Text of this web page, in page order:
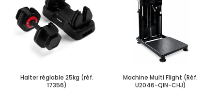
Halter réglable 25kg (réf.
17356)
Machine Multi Flight (Réf.
U2046-QIN-CHJ)